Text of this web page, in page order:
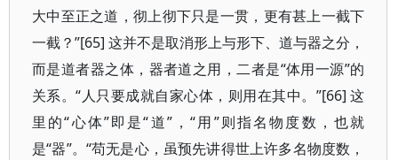
大中至正之道，彻上彻下只是一贯，更有甚上一截下
一截？”[65] 这并不是取消形上与形下、道与器之分，
而是道者器之体，器者道之用，二者是“体用一源”的
关系。“人只要成就自家心体，则用在其中。”[66] 这
里的“心体”即是“道”，“用”则指名物度数，也就
是“器”。“苟无是心，虽预先讲得世上许多名物度数，